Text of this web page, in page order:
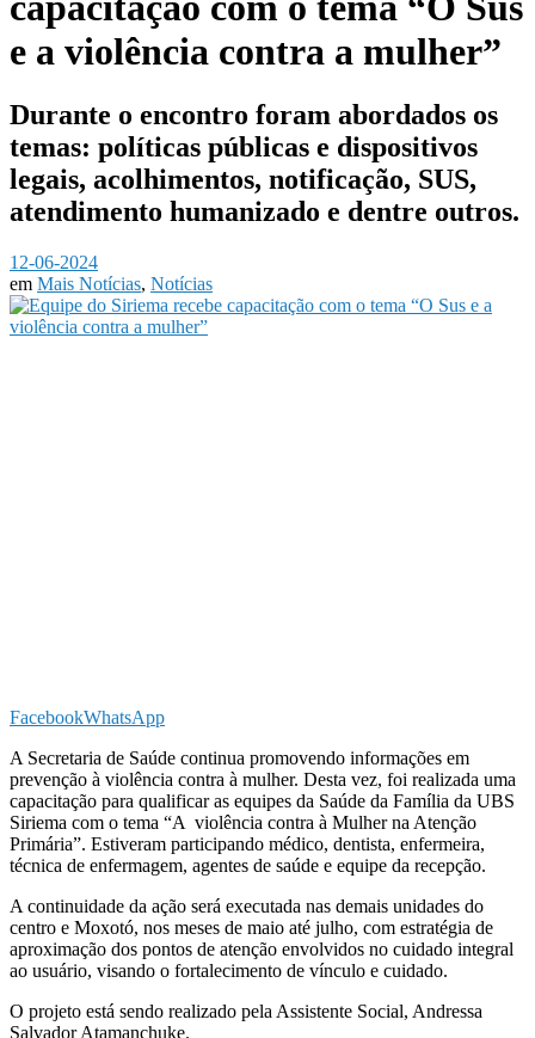
e a violência contra a mulher”
Durante o encontro foram abordados os
temas: políticas públicas e dispositivos
legais, acolhimentos, notificação, SUS,
atendimento humanizado e dentre outros.
12-06-2024
em Mais Notícias, Notícias
FacebookWhatsApp
A Secretaria de Saúde continua promovendo informações em
prevenção à violência contra à mulher. Desta vez, foi realizada uma
capacitação para qualificar as equipes da Saúde da Família da UBS
Siriema com o tema “A violência contra à Mulher na Atenção
Primária”. Estiveram participando médico, dentista, enfermeira,
técnica de enfermagem, agentes de saúde e equipe da recepção.
A continuidade da ação será executada nas demais unidades do
centro e Moxotó, nos meses de maio até julho, com estratégia de
aproximação dos pontos de atenção envolvidos no cuidado integral
ao usuário, visando o fortalecimento de vínculo e cuidado.
O projeto está sendo realizado pela Assistente Social, Andressa
Salvador Atamanchuke.